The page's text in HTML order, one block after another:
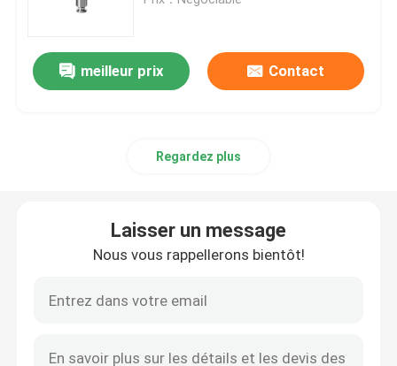
Pompe rotatoire de lobe
meilleur prix Contact
Regardez plus
Laisser un message
Nous vous rappellerons bientôt!